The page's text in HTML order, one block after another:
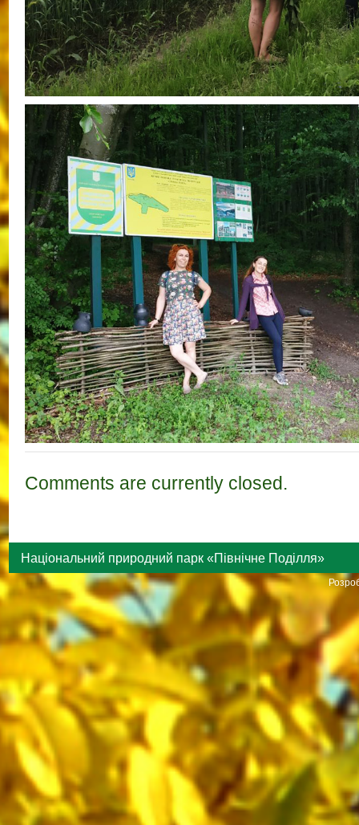
Comments are currently closed.
Національний природний парк «Північне Поділля»